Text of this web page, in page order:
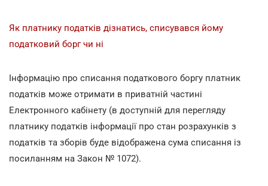
Як платнику податків дізнатись, списувався йому
податковий борг чи ні
Інформацію про списання податкового боргу платник
податків може отримати в приватній частині
Електронного кабінету (в доступній для перегляду
платнику податків інформації про стан розрахунків з
податків та зборів буде відображена сума списання із
посиланням на Закон № 1072).